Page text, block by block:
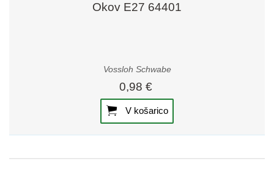
Okov E27 64401
Vossloh Schwabe
0,98 €
V košarico